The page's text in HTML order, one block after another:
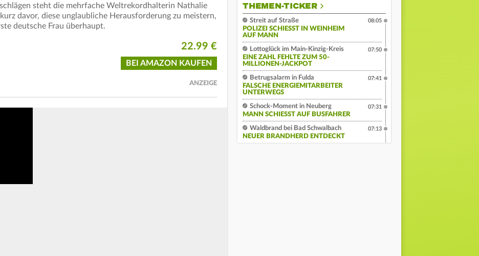
steht die mehrfache Weltrekordhalterin Nathalie
davor, diese unglaubliche Herausforderung zu meistern,
deutsche Frau überhaupt.
22.99 €
BEI AMAZON KAUFEN
ANZEIGE
THEMEN-TICKER
Streit auf Straße
POLIZEI SCHIESST IN WEINHEIM A
UF MANN
08:05
Lottoglück im Main-Kinzig-Kreis
EINE ZAHL FEHLTE ZUM 50-
MILLIONEN-JACKPOT
07:50
Betrugsalarm in Fulda
FALSCHE ENERGIEMITARBEITER
UNTERWEGS
07:41
Schock-Moment in Neuberg
MANN SCHIESST AUF BUSFAHRER
07:31
Waldbrand bei Bad Schwalbach
NEUER BRANDHERD ENTDECKT
07:13